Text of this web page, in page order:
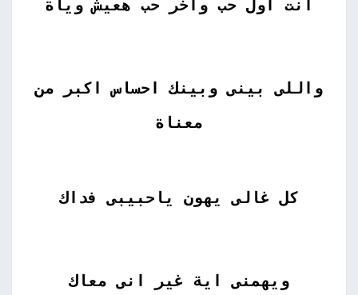
انت اول حب واخر حب هعيش وياة
واللى بينى وبينك احساس اكبر من
معناة
كل غالى يهون ياحبيبى فداك
ويهمنى اية غير انى معاك